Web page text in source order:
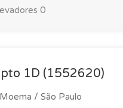
0
1D (1552620)
Moema / São Paulo